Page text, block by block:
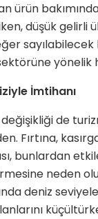
ürün
düşük gelirli
yönelik
İmtihanı
de
Fırtına,
bunlardan
neden
deniz